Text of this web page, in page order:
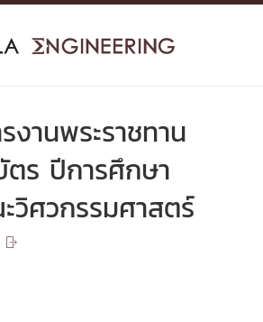
งานพระราชทาน
ร ปีการศึกษา
วิศวกรรมศาสตร์
